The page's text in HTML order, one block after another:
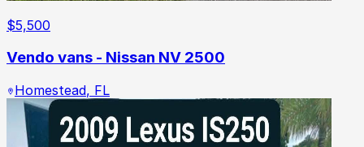
$5,500
Vendo vans - Nissan NV 2500
Homestead, FL